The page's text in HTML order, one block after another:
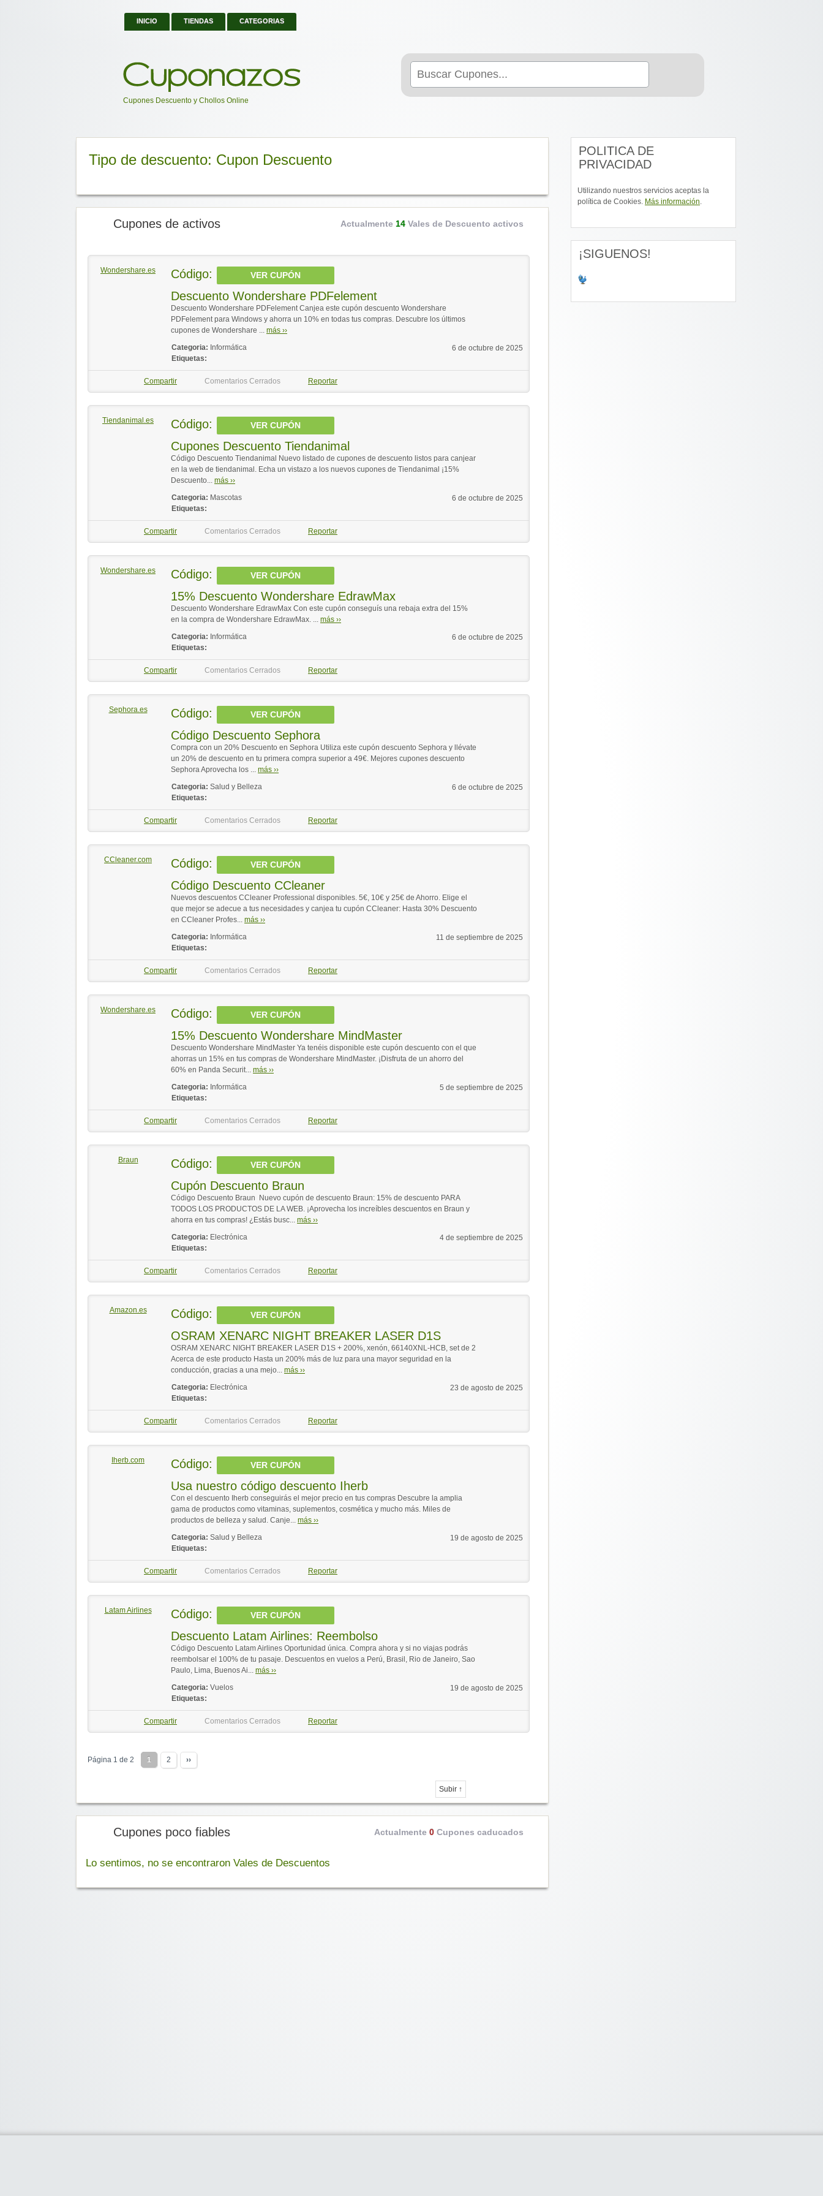
INICIO TIENDAS CATEGORIAS
for:
Cupones Descuento y Chollos Online
Tipo de descuento: Cupon Descuento
Cupones de activos Actualmente 14 Vales de Descuento activos
Wondershare.es Código: VER CUPÓN
Descuento Wondershare PDFelement
Descuento Wondershare PDFelement Canjea este cupón descuento Wondershare
PDFelement para Windows y ahorra un 10% en todas tus compras. Descubre los últimos
cupones de Wondershare ... más ››
6 de octubre de 2025
Categoria: Informática
Etiquetas:
Compartir Comentarios Cerrados Reportar
Tiendanimal.es Código: VER CUPÓN
Cupones Descuento Tiendanimal
Código Descuento Tiendanimal Nuevo listado de cupones de descuento listos para canjear
en la web de tiendanimal. Echa un vistazo a los nuevos cupones de Tiendanimal ¡15%
Descuento... más ››
6 de octubre de 2025
Categoria: Mascotas
Etiquetas:
Compartir Comentarios Cerrados Reportar
Wondershare.es Código: VER CUPÓN
15% Descuento Wondershare EdrawMax
Descuento Wondershare EdrawMax Con este cupón conseguís una rebaja extra del 15%
en la compra de Wondershare EdrawMax. ... más ››
6 de octubre de 2025
Categoria: Informática
Etiquetas:
Compartir Comentarios Cerrados Reportar
Sephora.es Código: VER CUPÓN
Código Descuento Sephora
Compra con un 20% Descuento en Sephora Utiliza este cupón descuento Sephora y llévate
un 20% de descuento en tu primera compra superior a 49€. Mejores cupones descuento
Sephora Aprovecha los ... más ››
6 de octubre de 2025
Categoria: Salud y Belleza
Etiquetas:
Compartir Comentarios Cerrados Reportar
CCleaner.com Código: VER CUPÓN
Código Descuento CCleaner
Nuevos descuentos CCleaner Professional disponibles. 5€, 10€ y 25€ de Ahorro. Elige el
que mejor se adecue a tus necesidades y canjea tu cupón CCleaner: Hasta 30% Descuento
en CCleaner Profes... más ››
11 de septiembre de 2025
Categoria: Informática
Etiquetas:
Compartir Comentarios Cerrados Reportar
Wondershare.es Código: VER CUPÓN
15% Descuento Wondershare MindMaster
Descuento Wondershare MindMaster Ya tenéis disponible este cupón descuento con el que
ahorras un 15% en tus compras de Wondershare MindMaster. ¡Disfruta de un ahorro del
60% en Panda Securit... más ››
5 de septiembre de 2025
Categoria: Informática
Etiquetas:
Compartir Comentarios Cerrados Reportar
Braun Código: VER CUPÓN
Cupón Descuento Braun
Código Descuento Braun Nuevo cupón de descuento Braun: 15% de descuento PARA
TODOS LOS PRODUCTOS DE LA WEB. ¡Aprovecha los increíbles descuentos en Braun y
ahorra en tus compras! ¿Estás busc... más ››
4 de septiembre de 2025
Categoria: Electrónica
Etiquetas:
Compartir Comentarios Cerrados Reportar
Amazon.es Código: VER CUPÓN
OSRAM XENARC NIGHT BREAKER LASER D1S
OSRAM XENARC NIGHT BREAKER LASER D1S + 200%, xenón, 66140XNL-HCB, set de 2
Acerca de este producto Hasta un 200% más de luz para una mayor seguridad en la
conducción, gracias a una mejo... más ››
23 de agosto de 2025
Categoria: Electrónica
Etiquetas:
Compartir Comentarios Cerrados Reportar
Iherb.com Código: VER CUPÓN
Usa nuestro código descuento Iherb
Con el descuento Iherb conseguirás el mejor precio en tus compras Descubre la amplia
gama de productos como vitaminas, suplementos, cosmética y mucho más. Miles de
productos de belleza y salud. Canje... más ››
19 de agosto de 2025
Categoria: Salud y Belleza
Etiquetas:
Compartir Comentarios Cerrados Reportar
Latam Airlines Código: VER CUPÓN
Descuento Latam Airlines: Reembolso
Código Descuento Latam Airlines Oportunidad única. Compra ahora y si no viajas podrás
reembolsar el 100% de tu pasaje. Descuentos en vuelos a Perú, Brasil, Rio de Janeiro, Sao
Paulo, Lima, Buenos Ai... más ››
19 de agosto de 2025
Categoria: Vuelos
Etiquetas:
Compartir Comentarios Cerrados Reportar
Página 1 de 2 1 2 ››
Subir ↑
Cupones poco fiables Actualmente 0 Cupones caducados
Lo sentimos, no se encontraron Vales de Descuentos
POLITICA DE
PRIVACIDAD
Utilizando nuestros servicios aceptas la
política de Cookies. Más información.
¡SIGUENOS!